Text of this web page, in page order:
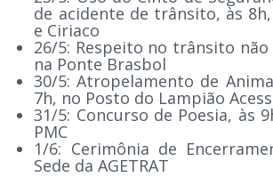
de acidente de trânsito, às
e Ciriaco
26/5: Respeito no trânsito
na Ponte Brasbol
30/5: Atropelamento de
7h, no Posto do Lampião
31/5: Concurso de Poesia, às
PMC
1/6: Cerimônia de
Sede da AGETRAT